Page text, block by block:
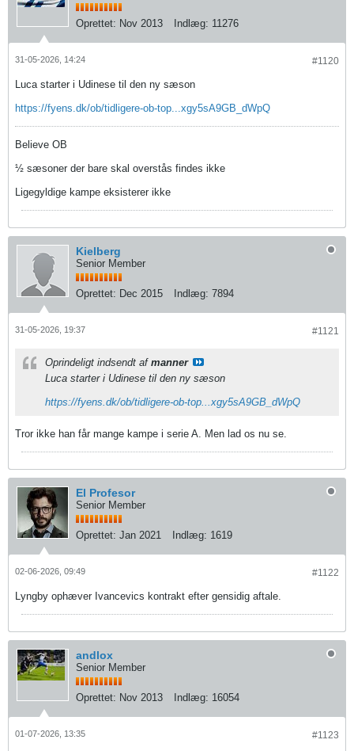
Oprettet: Nov 2013 Indlæg: 11276
#1120
31-05-2026, 14:24
Luca starter i Udinese til den ny sæson
https://fyens.dk/ob/tidligere-ob-top...xgy5sA9GB_dWpQ
Believe OB
½ sæsoner der bare skal overstås findes ikke
Ligegyldige kampe eksisterer ikke
Kielberg
Senior Member
Oprettet: Dec 2015 Indlæg: 7894
#1121
31-05-2026, 19:37
Oprindeligt indsendt af manner
Luca starter i Udinese til den ny sæson
https://fyens.dk/ob/tidligere-ob-top...xgy5sA9GB_dWpQ
Tror ikke han får mange kampe i serie A. Men lad os nu se.
El Profesor
Senior Member
Oprettet: Jan 2021 Indlæg: 1619
#1122
02-06-2026, 09:49
Lyngby ophæver Ivancevics kontrakt efter gensidig aftale.
andlox
Senior Member
Oprettet: Nov 2013 Indlæg: 16054
#1123
01-07-2026, 13:35